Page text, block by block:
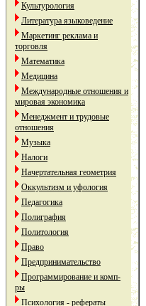
Культурология
Литература языковедение
Маркетинг реклама и
торговля
Математика
Медицина
Международные отношения и
мировая экономика
Менеджмент и трудовые
отношения
Музыка
Налоги
Начертательная геометрия
Оккультизм и уфология
Педагогика
Полиграфия
Политология
Право
Предпринимательство
Программирование и комп-
ры
Психология - рефераты